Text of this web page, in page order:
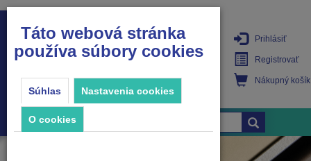
PRODUKTY
Prihlásiť
Registrovať
Nákupný košík
Táto webová stránka
používa súbory cookies
Súhlas Nastavenia cookies
O cookies